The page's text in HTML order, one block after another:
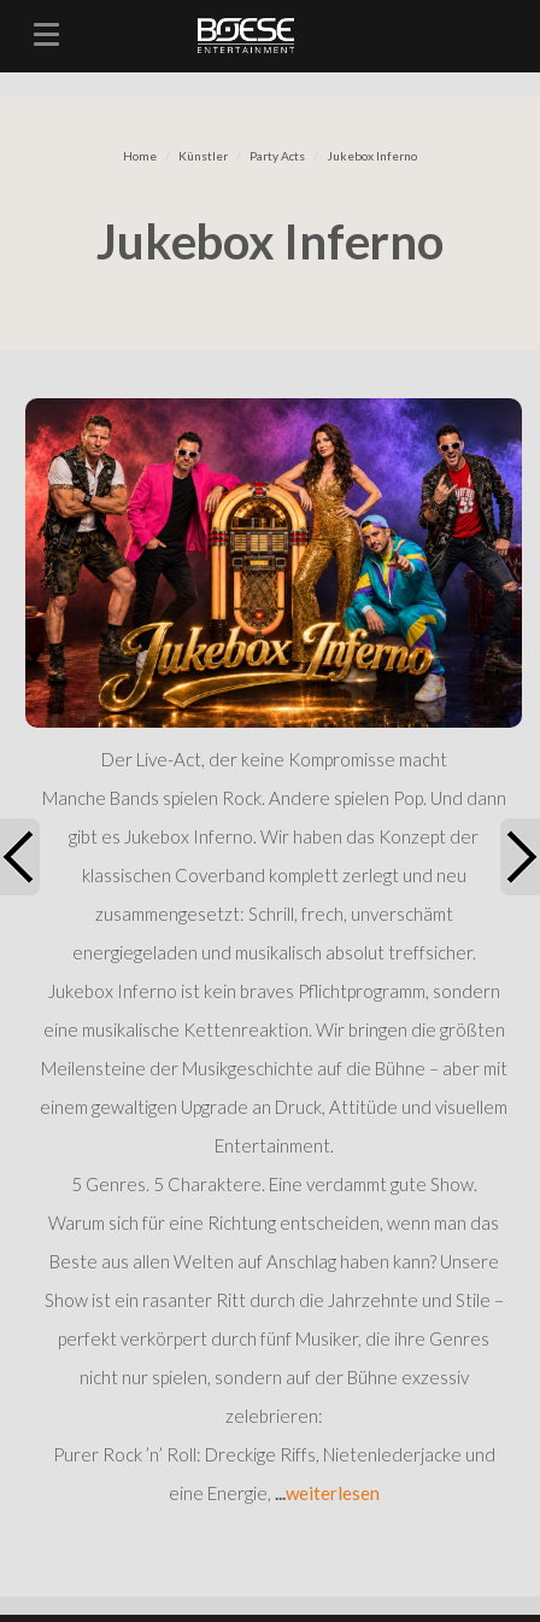
Home Künstler Party Acts Jukebox Inferno
Jukebox Inferno
Der Live-Act, der keine Kompromisse macht
Manche Bands spielen Rock. Andere spielen Pop. Und dann
gibt es Jukebox Inferno. Wir haben das Konzept der
klassischen Coverband komplett zerlegt und neu
zusammengesetzt: Schrill, frech, unverschämt
energiegeladen und musikalisch absolut treffsicher.
Jukebox Inferno ist kein braves Pflichtprogramm, sondern
eine musikalische Kettenreaktion. Wir bringen die größten
Meilensteine der Musikgeschichte auf die Bühne – aber mit
einem gewaltigen Upgrade an Druck, Attitüde und visuellem
Entertainment.
5 Genres. 5 Charaktere. Eine verdammt gute Show.
Warum sich für eine Richtung entscheiden, wenn man das
Beste aus allen Welten auf Anschlag haben kann? Unsere
Show ist ein rasanter Ritt durch die Jahrzehnte und Stile –
perfekt verkörpert durch fünf Musiker, die ihre Genres
nicht nur spielen, sondern auf der Bühne exzessiv
zelebrieren:
Purer Rock ’n’ Roll: Dreckige Riffs, Nietenlederjacke und
eine Energie,
weiterlesen